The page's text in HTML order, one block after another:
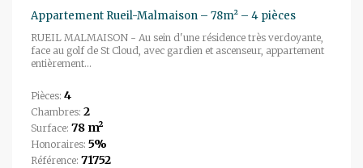
Appartement Rueil-Malmaison – 78m² – 4 pièces
RUEIL MALMAISON - Au sein d'une résidence très verdoyante,
face au golf de St Cloud, avec gardien et ascenseur, appartement
entièrement...
Pièces: 4
Chambres: 2
Surface: 78 m²
Honoraires: 5%
Référence: 71752